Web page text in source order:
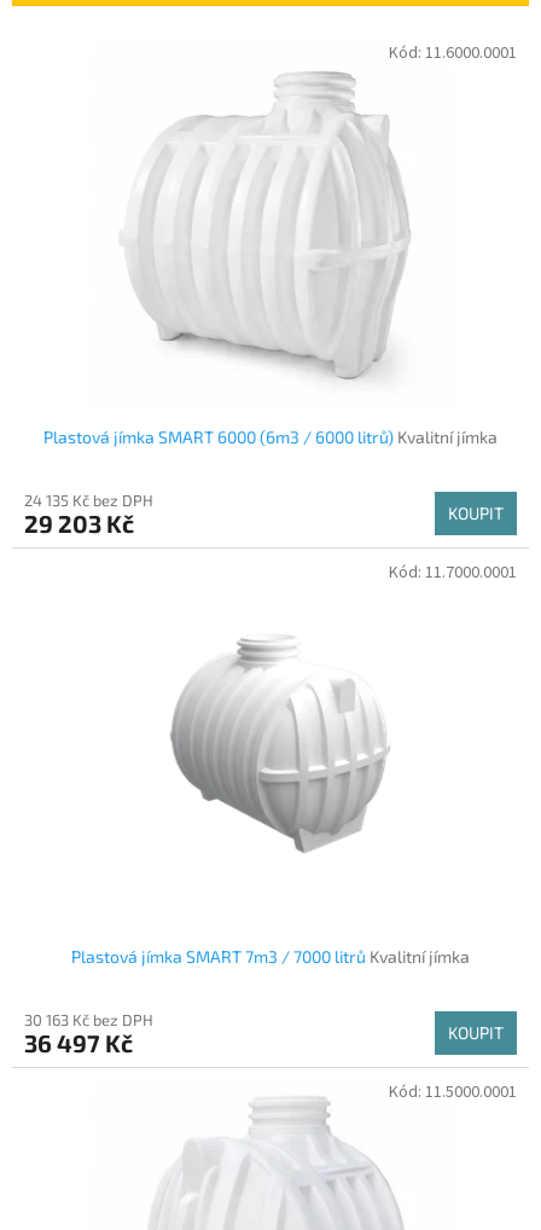
Plastová jímka SMART 6000 (6m3 / 6000 litrů) Kvalitní jímka
24 135 Kč bez DPH
29 203 Kč KOUPIT
Kód: 11.6000.0001
Plastová jímka SMART 7m3 / 7000 litrů Kvalitní jímka
30 163 Kč bez DPH
36 497 Kč KOUPIT
Kód: 11.7000.0001
Kód: 11.5000.0001